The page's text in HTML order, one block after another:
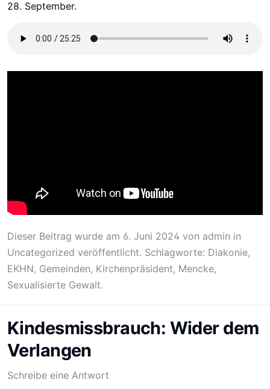
28. September.
Dieser Beitrag wurde am 6. Juni 2024 von admin in
Uncategorized veröffentlicht. Schlagworte: Diakonie,
EKHN, Gemeinden, Kirchenpräsident, Mencke,
Sexualisierte Gewalt.
Kindesmissbrauch: Wider dem
Verlangen
Schreibe eine Antwort